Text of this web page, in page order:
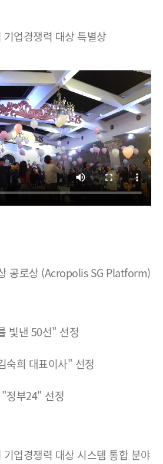
업경쟁력 대상 특별상
공로상 (Acropolis SG Platform)
빛낸 50선" 선정
숙희 대표이사" 선정
정부24" 선정
업경쟁력 대상 시스템 통합 분야